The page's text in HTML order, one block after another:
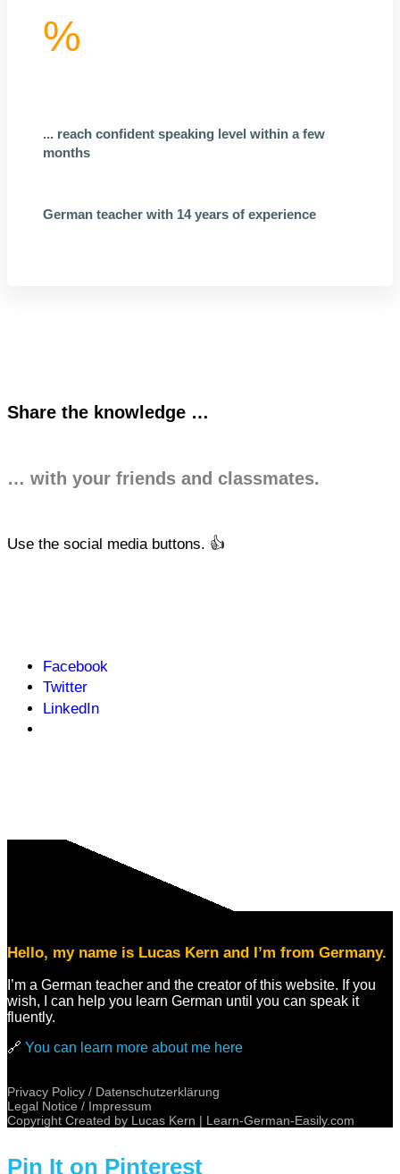
%
... reach confident speaking level within a few
months
German teacher with 14 years of experience
Share the knowledge …
… with your friends and classmates.
Use the social media buttons. 👍
Facebook
Twitter
LinkedIn
Hello, my name is Lucas Kern and I’m from Germany.
I’m a German teacher and the creator of this website. If you
wish, I can help you learn German until you can speak it
fluently.
🔗 You can learn more about me here
Privacy Policy / Datenschutzerklärung
Legal Notice / Impressum
Copyright Created by Lucas Kern | Learn-German-Easily.com
Pin It on Pinterest